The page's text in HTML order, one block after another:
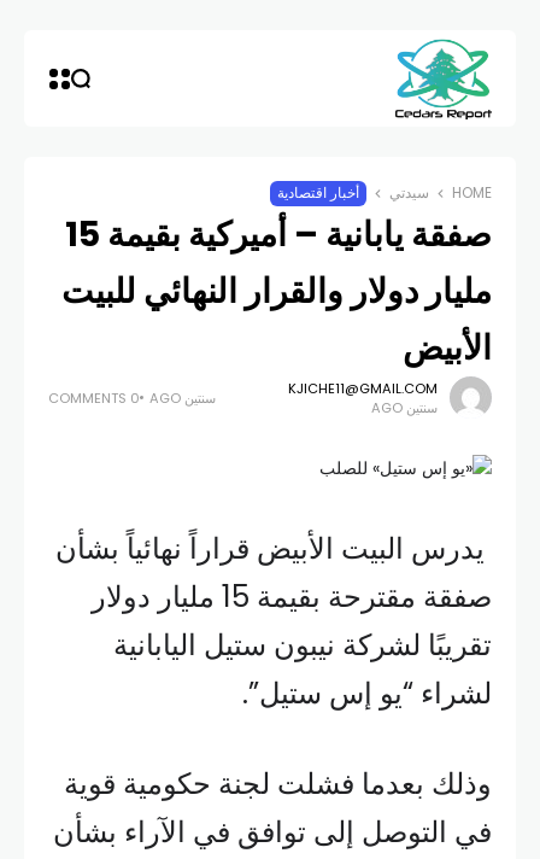
HOME سيدتي أخبار اقتصادية
صفقة يابانية – أميركية بقيمة 15
مليار دولار والقرار النهائي للبيت
الأبيض
KJICHE11@GMAIL.COM
سنتين AGO
سنتين AGO 0 COMMENTS
يدرس البيت الأبيض قراراً نهائياً بشأن
صفقة مقترحة بقيمة 15 مليار دولار
تقريبًا لشركة نيبون ستيل اليابانية
لشراء “يو إس ستيل”.
وذلك بعدما فشلت لجنة حكومية قوية
في التوصل إلى توافق في الآراء بشأن